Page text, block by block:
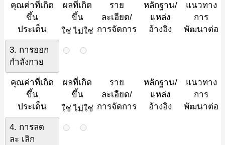
คุณค่าที่เกิด
ขึ้น
ประเด็น
ผลที่เกิด
ขึ้น
ราย
ละเอียด/
การจัดการ
หลักฐาน/
แหล่ง
อ้างอิง
แนวทาง
การ
พัฒนาต่อ
ใช่ ไม่ใช่
3. การออก
กำลังกาย
คุณค่าที่เกิด
ขึ้น
ประเด็น
ผลที่เกิด
ขึ้น
ราย
ละเอียด/
การจัดการ
หลักฐาน/
แหล่ง
อ้างอิง
แนวทาง
การ
พัฒนาต่อ
ใช่ ไม่ใช่
4. การลด
ละ เลิก